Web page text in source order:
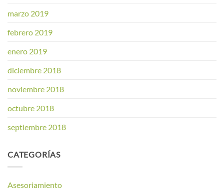
marzo 2019
febrero 2019
enero 2019
diciembre 2018
noviembre 2018
octubre 2018
septiembre 2018
CATEGORÍAS
Asesoriamiento